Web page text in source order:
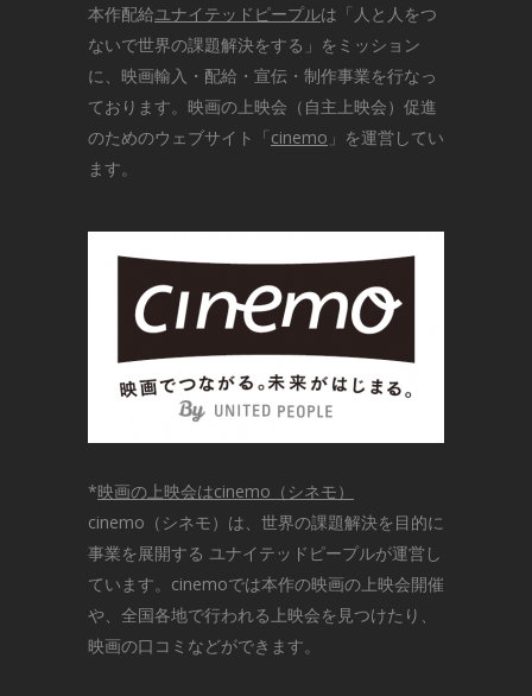
本作配給ユナイテッドピープルは「人と人をつ
ないで世界の課題解決をする」をミッション
に、映画輸入・配給・宣伝・制作事業を行なっ
ております。映画の上映会（自主上映会）促進
のためのウェブサイト「cinemo 」を運営してい
ます。
*映画の上映会はcinemo（シネモ）
cinemo（シネモ）は、世界の課題解決を目的に
事業を展開する ユナイテッドピープルが運営し
ています。cinemoでは本作の映画の上映会開催
や、全国各地で行われる上映会を見つけたり、
映画の口コミなどができます。